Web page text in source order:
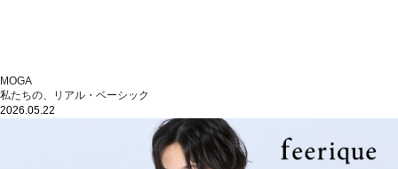
MOGA
私たちの、リアル・ベーシック
2026.05.22